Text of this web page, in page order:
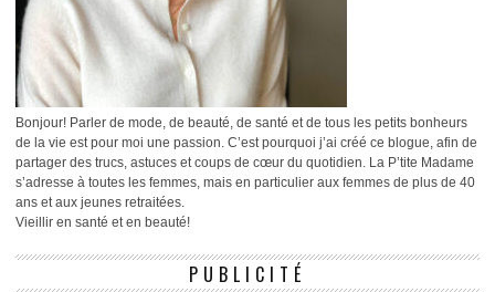
Bonjour! Parler de mode, de beauté, de santé et de tous les petits bonheurs
de la vie est pour moi une passion. C’est pourquoi j’ai créé ce blogue, afin de
partager des trucs, astuces et coups de cœur du quotidien. La P’tite Madame
s’adresse à toutes les femmes, mais en particulier aux femmes de plus de 40
ans et aux jeunes retraitées.
Vieillir en santé et en beauté!
PUBLICITÉ